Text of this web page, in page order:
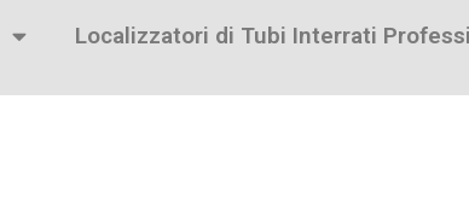
Localizzatori di Tubi Interrati